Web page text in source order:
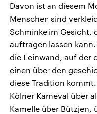
Davon ist an diesem
Menschen sind
Schminke im Gesicht,
auftragen lassen
die Leinwand, auf der
einen über den
diese Tradition
Kölner Karneval über
Kamelle über Bützjen,